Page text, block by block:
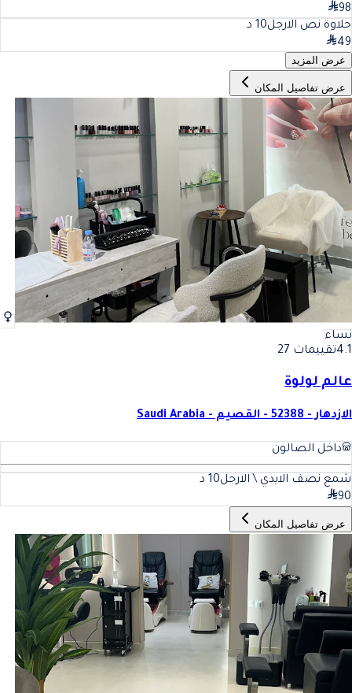
98
حلاوة نص الارجل10 د
49
عرض المزيد
عرض تفاصيل المكان
نساء
4.1تقييمات 27
عالم لولوة
الازدهار - 52388 - القصيم - Saudi Arabia
داخل الصالون
شمع نصف الايدي \ الارجل10 د
90
عرض تفاصيل المكان